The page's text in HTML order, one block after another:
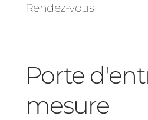
Rendez-vous
Porte
mesure